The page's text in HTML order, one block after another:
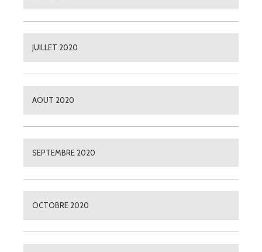
JUILLET 2020
AOUT 2020
SEPTEMBRE 2020
OCTOBRE 2020